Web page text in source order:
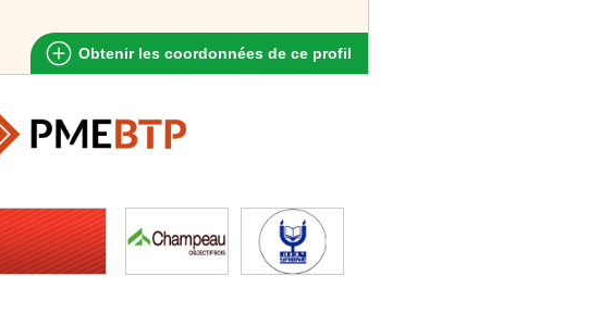
Obtenir les coordonnées de ce profil